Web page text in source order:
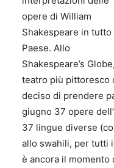
opere di William
Shakespeare in tutto
Paese. Allo
Shakespeare’s
teatro più pittoresco
deciso di prendere
giugno 37 opere
37 lingue diverse
allo swahili, per tutti
è ancora il momento